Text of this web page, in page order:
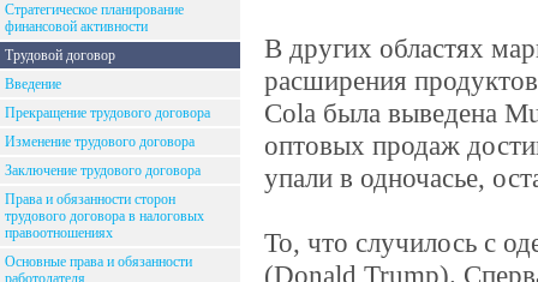
Стратегическое планирование
финансовой активности
Трудовой договор
Введение
Прекращение трудового договора
Изменение трудового договора
Заключение трудового договора
Права и обязанности сторон
трудового договора в налоговых
правоотношениях
Основные права и обязанности
работодателя
В других областях
расширения
Cola была выведена
оптовых продаж
упали в одночасье,
То, что случилось с
(Donald Trump).